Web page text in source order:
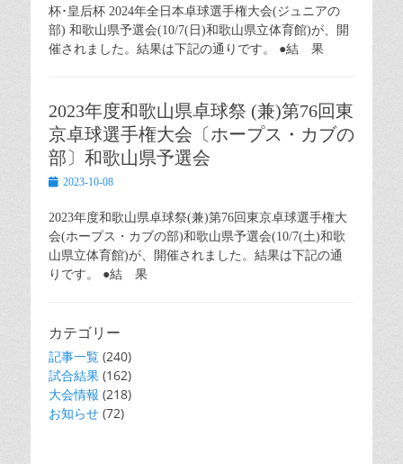
杯･皇后杯 2024年全日本卓球選手権大会(ジュニアの
部) 和歌山県予選会(10/7(日)和歌山県立体育館)が、開
催されました。結果は下記の通りです。 ●結 果
2023年度和歌山県卓球祭 (兼)第76回東
京卓球選手権大会〔ホープス・カブの
部〕和歌山県予選会
Posted2023-10-08
2023年度和歌山県卓球祭(兼)第76回東京卓球選手権大
会(ホープス・カブの部)和歌山県予選会(10/7(土)和歌
山県立体育館)が、開催されました。結果は下記の通
りです。 ●結 果
カテゴリー
記事一覧 (240)
試合結果 (162)
大会情報 (218)
お知らせ (72)